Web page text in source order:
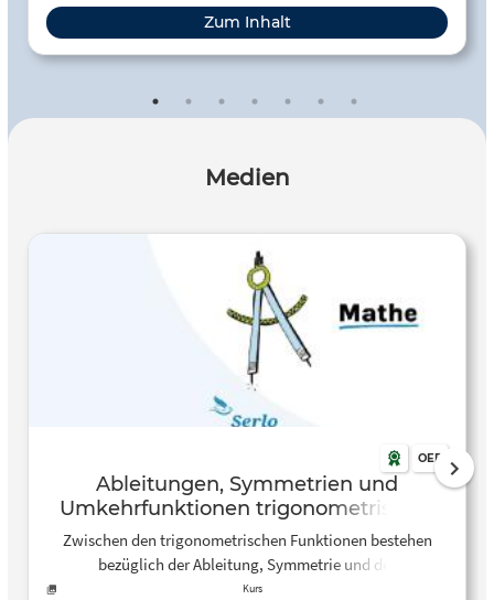
Zum Inhalt
Medien
OER
Ableitungen, Symmetrien und
Umkehrfunktionen trigonometrischer
Funktionen
Zwischen den trigonometrischen Funktionen bestehen
bezüglich der Ableitung, Symmetrie und der
Umkehrfunktion gewisse Beziehungen, die hier
Kurs